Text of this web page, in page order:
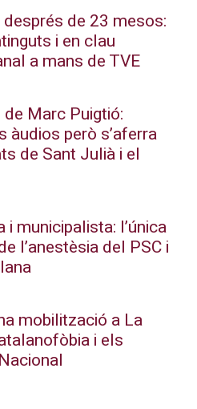
de 23 mesos:
i en clau
a mans de TVE
de Marc Puigtió:
àudios però s’aferra
de Sant Julià i el
municipalista: l’única
l’anestèsia del PSC i
mobilització a La
i els